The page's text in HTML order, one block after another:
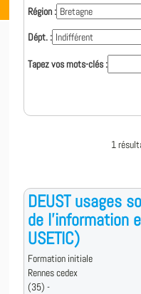
Région :
Dépt. :
Tapez vos mots-clés :
1
DEUST usages
de l'information
USETIC)
Formation initiale
Rennes cedex
(35) -